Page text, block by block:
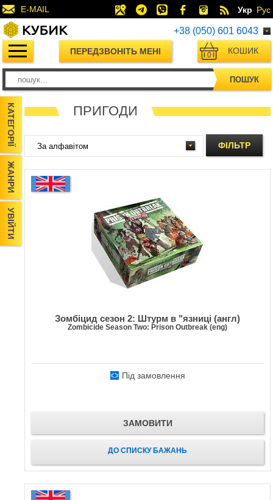
E-MAIL Укр Рус
+38 (050) 601 6043
ПЕРЕДЗВОНІТЬ МЕНІ КОШИК
0
ПОШУК
КАТЕГОРІЇ
ЖАНРИ
УВІЙТИ
ПРИГОДИ
ФІЛЬТР
Зомбіцид сезон 2: Штурм в "язниці (англ)
Zombicide Season Two: Prison Outbreak (eng)
Під замовлення
ЗАМОВИТИ
ДО СПИСКУ БАЖАНЬ